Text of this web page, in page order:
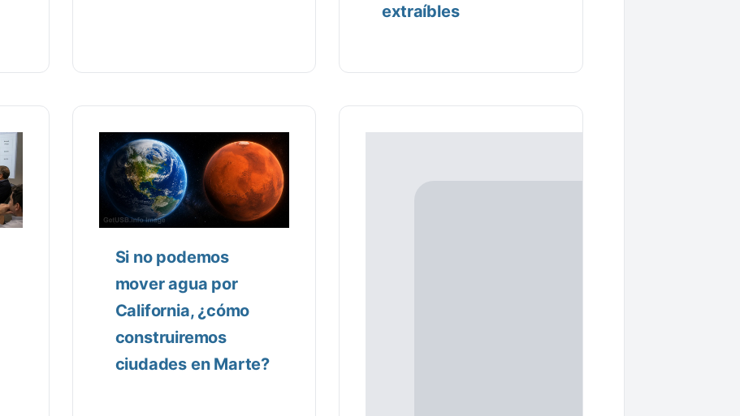
extraíbles
Si no podemos
mover agua por
California, ¿cómo
construiremos
ciudades en Marte?